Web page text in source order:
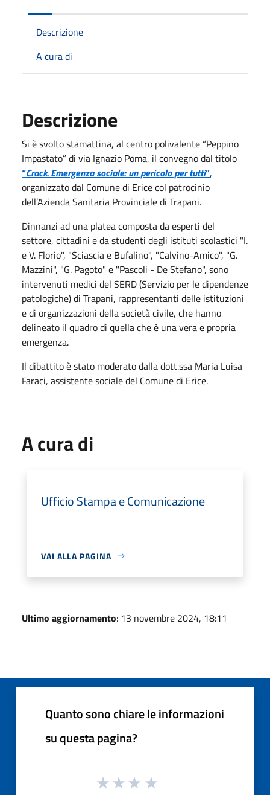
Descrizione
A cura di
Descrizione
Si è svolto stamattina, al centro polivalente “Peppino
Impastato” di via Ignazio Poma, il convegno dal titolo
“Crack. Emergenza sociale: un pericolo per tutti”,
organizzato dal Comune di Erice col patrocinio
dell’Azienda Sanitaria Provinciale di Trapani.
Dinnanzi ad una platea composta da esperti del
settore, cittadini e da studenti degli istituti scolastici "I.
e V. Florio", "Sciascia e Bufalino", "Calvino-Amico", "G.
Mazzini", "G. Pagoto" e "Pascoli - De Stefano", sono
intervenuti medici del SERD (Servizio per le dipendenze
patologiche) di Trapani, rappresentanti delle istituzioni
e di organizzazioni della società civile, che hanno
delineato il quadro di quella che è una vera e propria
emergenza.
Il dibattito è stato moderato dalla dott.ssa Maria Luisa
Faraci, assistente sociale del Comune di Erice.
A cura di
Ufficio Stampa e Comunicazione
VAI ALLA PAGINA
Ultimo aggiornamento: 13 novembre 2024, 18:11
Quanto sono chiare le informazioni
su questa pagina?